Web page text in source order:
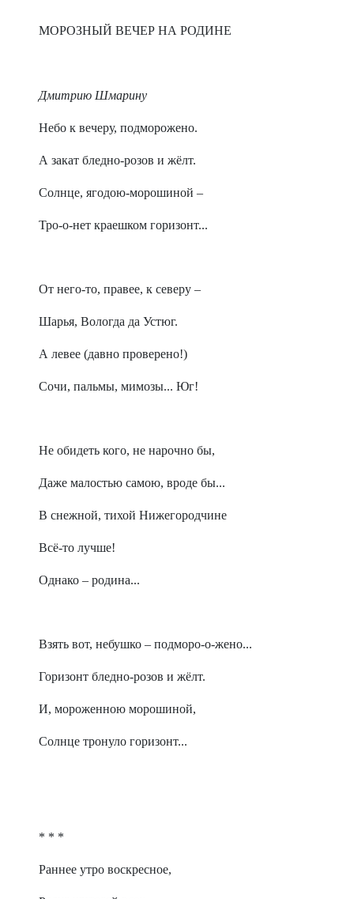
МОРОЗНЫЙ ВЕЧЕР НА РОДИНЕ
Дмитрию Шмарину
Небо к вечеру, подморожено.
А закат бледно-розов и жёлт.
Солнце, ягодою-морошиной –
Тро-о-нет краешком горизонт...
От него-то, правее, к северу –
Шарья, Вологда да Устюг.
А левее (давно проверено!)
Сочи, пальмы, мимозы... Юг!
Не обидеть кого, не нарочно бы,
Даже малостью самою, вроде бы...
В снежной, тихой Нижегородчине
Всё-то лучше!
Однако – родина...
Взять вот, небушко – подморо-о-жено...
Горизонт бледно-розов и жёлт.
И, мороженною морошиной,
Солнце тронуло горизонт...
* * *
Раннее утро воскресное,